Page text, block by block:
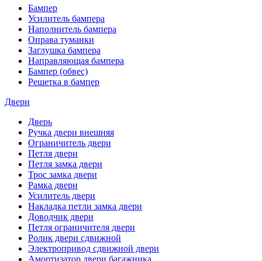
Бампер
Усилитель бампера
Наполнитель бампера
Оправа туманки
Заглушка бампера
Направляющая бампера
Бампер (обвес)
Решетка в бампер
Двери
Дверь
Ручка двери внешняя
Ограничитель двери
Петля двери
Петля замка двери
Трос замка двери
Рамка двери
Усилитель двери
Накладка петли замка двери
Доводчик двери
Петля ограничителя двери
Ролик двери сдвижной
Электропривод сдвижной двери
Амортизатор двери багажника